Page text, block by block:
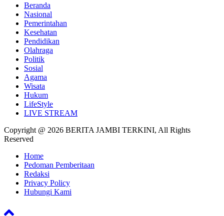
Beranda
Nasional
Pemerintahan
Kesehatan
Pendidikan
Olahraga
Politik
Sosial
Agama
Wisata
Hukum
LifeStyle
LIVE STREAM
Copyright @ 2026 BERITA JAMBI TERKINI, All Rights
Reserved
Home
Pedoman Pemberitaan
Redaksi
Privacy Policy
Hubungi Kami